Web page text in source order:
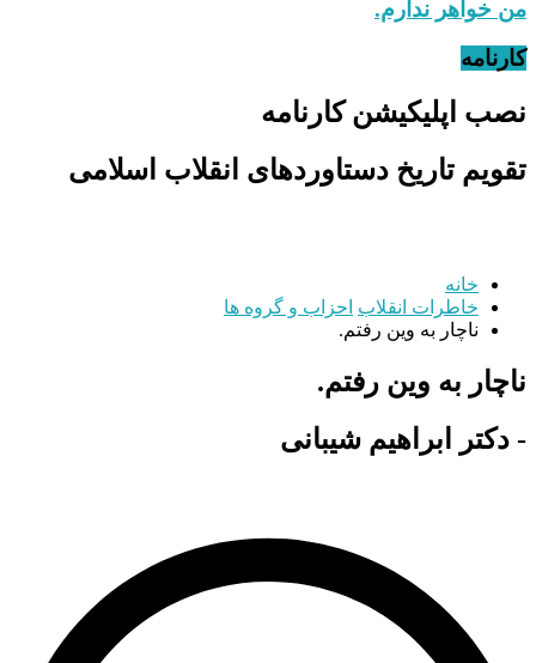
من خواهر ندارم.
کارنامه
نصب اپلیکیشن کارنامه
تقویم تاریخ دستاوردهای انقلاب اسلامی
خانه
خاطرات انقلاب احزاب و گروه ها
ناچار به وین رفتم.
ناچار به وین رفتم.
- دکتر ابراهیم شیبانی